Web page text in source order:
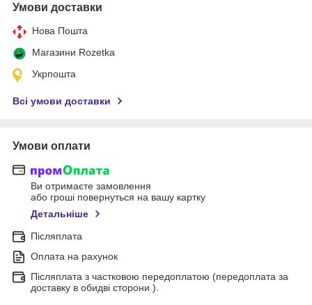
Умови доставки
Нова Пошта
Магазини Rozetka
Укрпошта
Всі умови доставки
Умови оплати
Ви отримаєте замовлення
або гроші повернуться на вашу картку
Детальніше
Післяплата
Оплата на рахунок
Післяплата з частковою передоплатою (передоплата за
доставку в обидві сторони ).